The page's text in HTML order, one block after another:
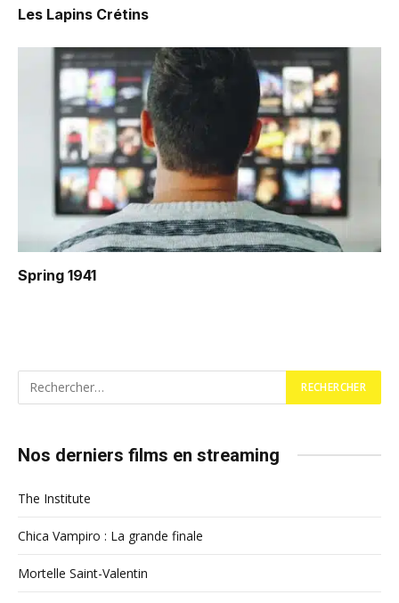
Les Lapins Crétins
Spring 1941
Nos derniers films en streaming
The Institute
Chica Vampiro : La grande finale
Mortelle Saint-Valentin